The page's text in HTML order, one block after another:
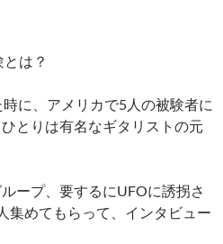
は？
に、アメリカで5人の被験者に
とりは有名なギタリストの元
ープ、要するにUFOに誘拐さ
集めてもらって、インタビュー